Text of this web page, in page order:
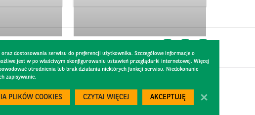
dostosowania serwisu do preferencji użytkownika. Szczegółowe informacje o
jest w po właściwym skonfigurowaniu ustawień przeglądarki internetowej. Więcej
utrudnienia lub brak działania niektórych funkcji serwisu. Niedokonanie
zapisywanie.
PLIKÓW COOKIES CZYTAJ WIĘCEJ AKCEPTUJĘ
Created by 300.codes